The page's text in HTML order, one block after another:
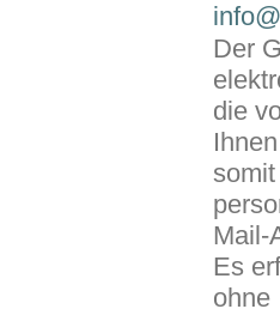
Der
die
Mail-
Es
ohne